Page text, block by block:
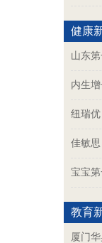
健康
山东
内生
纽瑞
佳敏
宝宝
教育
厦门